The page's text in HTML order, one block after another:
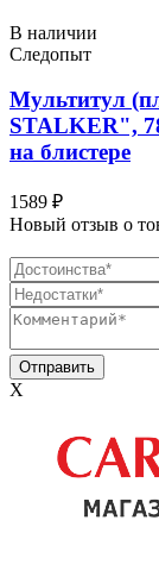
В наличии
Следопыт
Мультитул
STALKER",
на блистере
1589 ₽
Новый отзыв о
X